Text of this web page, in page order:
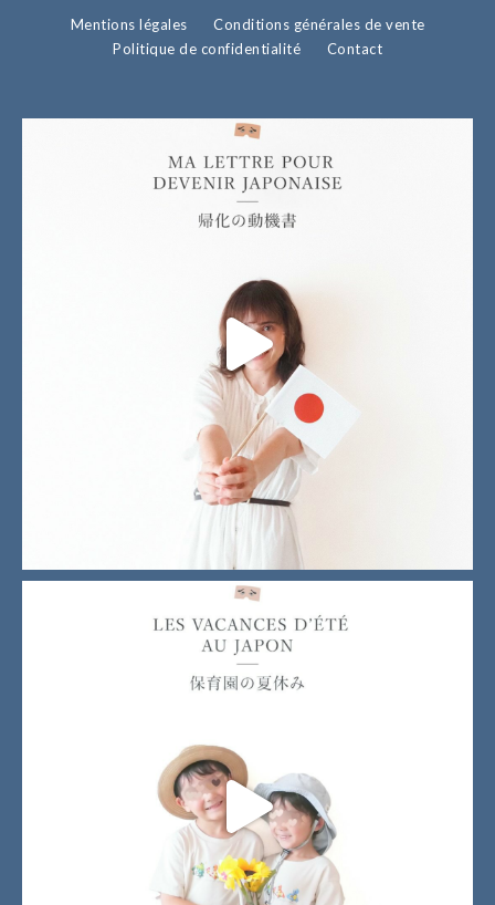
Mentions légales
Conditions générales de vente
Politique de confidentialité
Contact